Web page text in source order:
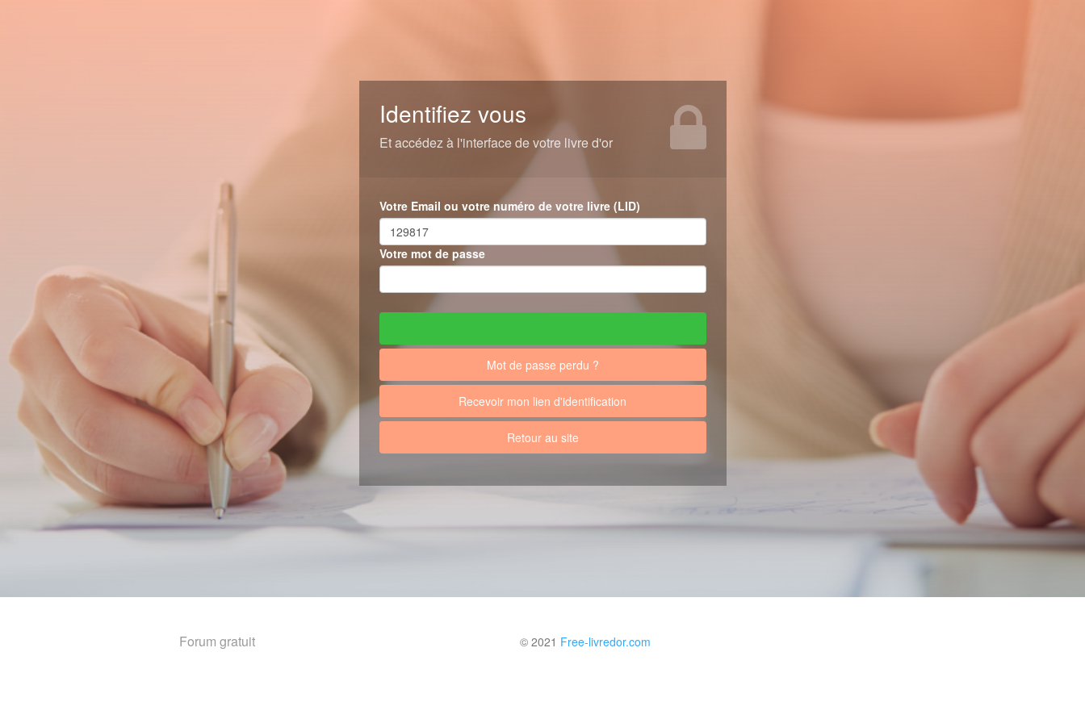
Identifiez vous
Et accédez à l'interface de votre livre d'or
Votre Email ou votre numéro de votre livre (LID)
Votre mot de passe
Mot de passe perdu ?
Recevoir mon lien d'identification
Retour au site
Forum gratuit © 2021 Free-livredor.com